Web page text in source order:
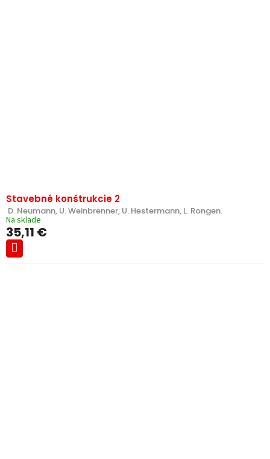
Stavebné konštrukcie 2
D. Neumann, U. Weinbrenner, U. Hestermann, L. Rongen.
Na sklade
35,11 €